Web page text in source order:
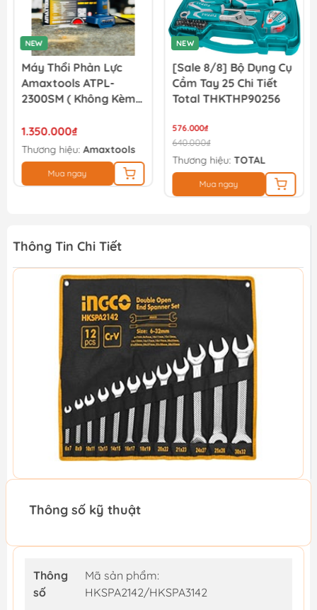
NEW
Máy Thổi Phản Lực
Amaxtools ATPL-
2300SM ( Không Kèm
Phổ Thông )
1.350.000₫
Thương hiệu: Amaxtools
Mua ngay
NEW
[Sale 8/8] Bộ Dụng Cụ
Cầm Tay 25 Chi Tiết
Total THKTHP90256
576.000₫
640.000₫
Thương hiệu:TOTAL
Mua ngay
Thông Tin Chi Tiết
Thông số kỹ thuật
Thông
số
Mã sản phẩm:
HKSPA2142/HKSPA3142